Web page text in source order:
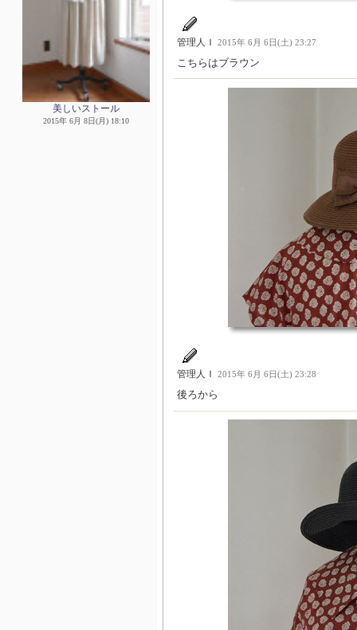
美しいストール
2015年 6月 8日(月) 18:10
管理人Ｉ 2015年 6月 6日(土) 23:27
こちらはブラウン
管理人Ｉ 2015年 6月 6日(土) 23:28
後ろから